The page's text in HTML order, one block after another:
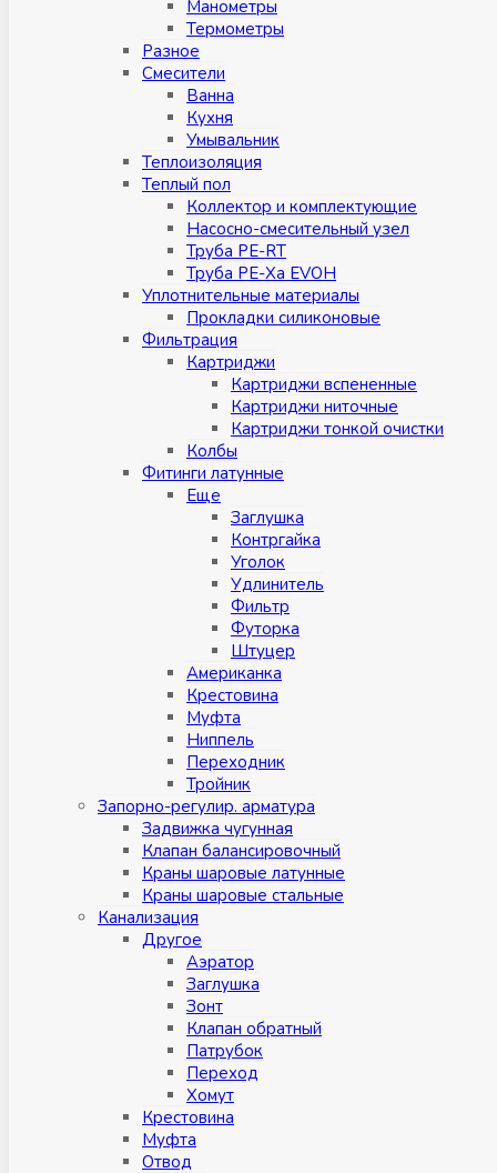
Манометры
Термометры
Разное
Смесители
Ванна
Кухня
Умывальник
Теплоизоляция
Теплый пол
Коллектор и комплектующие
Насосно-смесительный узел
Труба PE-RT
Труба PE-Xa EVOH
Уплотнительные материалы
Прокладки силиконовые
Фильтрация
Картриджи
Картриджи вспененные
Картриджи ниточные
Картриджи тонкой очистки
Колбы
Фитинги латунные
Eщe
Заглушка
Контргайка
Уголок
Удлинитель
Фильтр
Футорка
Штуцер
Американка
Крестовина
Муфта
Ниппель
Переходник
Тройник
Запорно-регулир. арматура
Задвижка чугунная
Клапан балансировочный
Краны шаровые латунные
Краны шаровые стальные
Канализация
Другое
Аэратор
Заглушкa
Зонт
Клапан обратный
Патрубок
Переход
Хомут
Крестовина
Муфтa
Отвод